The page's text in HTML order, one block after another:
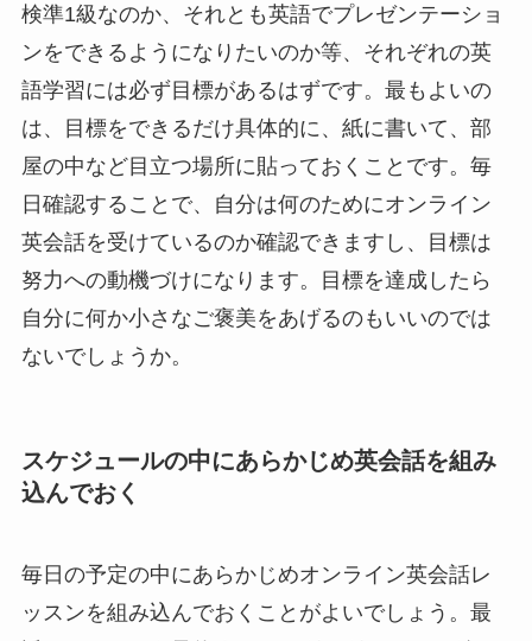
検準1級なのか、それとも英語でプレゼンテーショ
ンをできるようになりたいのか等、それぞれの英
語学習には必ず目標があるはずです。最もよいの
は、目標をできるだけ具体的に、紙に書いて、部
屋の中など目立つ場所に貼っておくことです。毎
日確認することで、自分は何のためにオンライン
英会話を受けているのか確認できますし、目標は
努力への動機づけになります。目標を達成したら
自分に何か小さなご褒美をあげるのもいいのでは
ないでしょうか。
スケジュールの中にあらかじめ英会話を組み
込んでおく
毎日の予定の中にあらかじめオンライン英会話レ
ッスンを組み込んでおくことがよいでしょう。最